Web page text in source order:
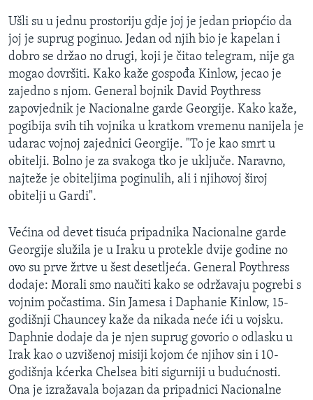
Ušli su u jednu prostoriju gdje joj je jedan priopćio da
joj je suprug poginuo. Jedan od njih bio je kapelan i
dobro se držao no drugi, koji je čitao telegram, nije ga
mogao dovršiti. Kako kaže gospođa Kinlow, jecao je
zajedno s njom. General bojnik David Poythress
zapovjednik je Nacionalne garde Georgije. Kako kaže,
pogibija svih tih vojnika u kratkom vremenu nanijela je
udarac vojnoj zajednici Georgije. "To je kao smrt u
obitelji. Bolno je za svakoga tko je uključe. Naravno,
najteže je obiteljima poginulih, ali i njihovoj široj
obitelji u Gardi".
Većina od devet tisuća pripadnika Nacionalne garde
Georgije služila je u Iraku u protekle dvije godine no
ovo su prve žrtve u šest desetljeća. General Poythress
dodaje: Morali smo naučiti kako se održavaju pogrebi s
vojnim počastima. Sin Jamesa i Daphanie Kinlow, 15-
godišnji Chauncey kaže da nikada neće ići u vojsku.
Daphnie dodaje da je njen suprug govorio o odlasku u
Irak kao o uzvišenoj misiji kojom će njihov sin i 10-
godišnja kćerka Chelsea biti sigurniji u budućnosti.
Ona je izražavala bojazan da pripadnici Nacionalne